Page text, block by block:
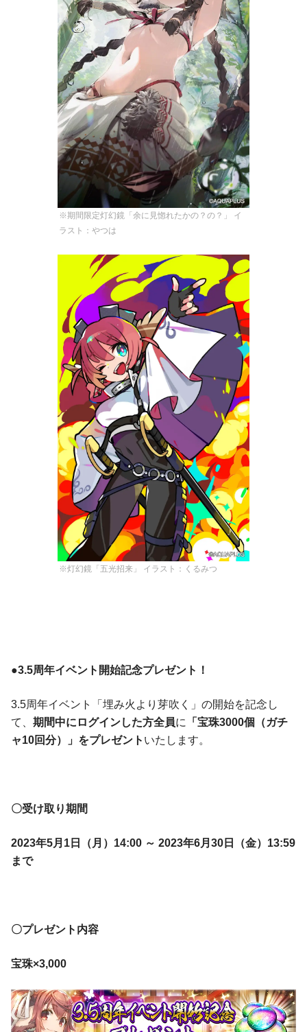
※期間限定灯幻鏡「余に見惚れたかの？の？」 イ
ラスト：やつは
※灯幻鏡「五光招来」 イラスト：くるみつ
●3.5周年イベント開始記念プレゼント！
3.5周年イベント「埋み火より芽吹く」の開始を記念し
て、 期間中にログインした方全員に 「宝珠3000個（ガチ
ャ10回分）」をプレゼント いたします。
〇受け取り期間
2023年5月1日（月）14:00 ～ 2023年6月30日（金）13:59
まで
〇プレゼント内容
宝珠×3,000